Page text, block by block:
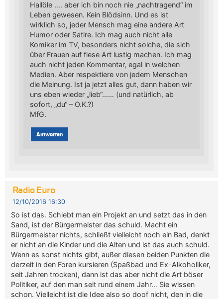
Hallöle …. aber ich bin noch nie „nachtragend“ im
Leben gewesen. Kein Blödsinn. Und es ist
wirklich so, jeder Mensch mag eine andere Art
Humor oder Satire. Ich mag auch nicht alle
Komiker im TV, besonders nicht solche, die sich
über Frauen auf fiese Art lustig machen. Ich mag
auch nicht jeden Kommentar, egal in welchen
Medien. Aber respektiere von jedem Menschen
die Meinung. Ist ja jetzt alles gut, dann haben wir
uns eben wieder „lieb“…… (und natürlich, ab
sofort, „du“ – O.K.?)
MfG.
Antworten
Radio Euro
12/10/2016 16:30
So ist das. Schiebt man ein Projekt an und setzt das in den
Sand, ist der Bürgermeister das schuld. Macht ein
Bürgermeister nichts, schließt vielleicht noch ein Bad, denkt
er nicht an die Kinder und die Alten und ist das auch schuld.
Wenn es sonst nichts gibt, außer diesen beiden Punkten die
derzeit in den Foren kursieren (Spaßbad und Ex-Alkoholiker,
seit Jahren trocken), dann ist das aber nicht die Art böser
Politiker, auf den man seit rund einem Jahr… Sie wissen
schon. Vielleicht ist die Idee also so doof nicht, den in die